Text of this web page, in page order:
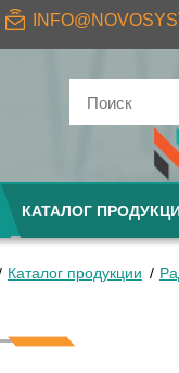
КАТАЛОГ
Каталог продукции